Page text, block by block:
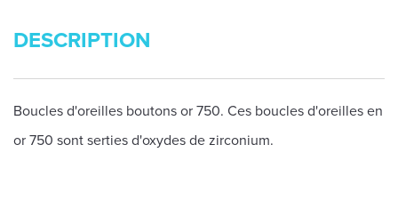
DESCRIPTION
Boucles d'oreilles boutons or 750. Ces boucles d'oreilles en
or 750 sont serties d'oxydes de zirconium.